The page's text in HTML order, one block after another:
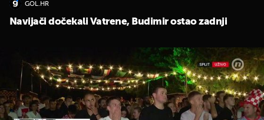
GOL.HR
Navijači dočekali Vatrene, Budimir ostao zadnji